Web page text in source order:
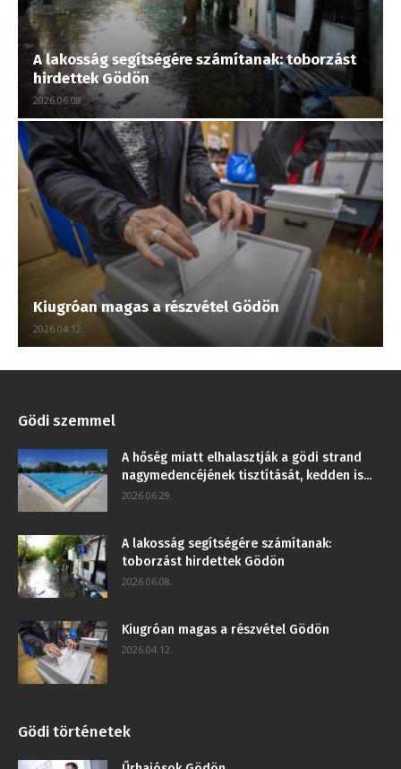
A lakosság segítségére számítanak: toborzást
hirdettek Gödön
2026.06.08.
Kiugróan magas a részvétel Gödön
2026.04.12.
Gödi szemmel
A hőség miatt elhalasztják a gödi strand
nagymedencéjének tisztítását, kedden is...
2026.06.29.
A lakosság segítségére számítanak:
toborzást hirdettek Gödön
2026.06.08.
Kiugróan magas a részvétel Gödön
2026.04.12.
Gödi történetek